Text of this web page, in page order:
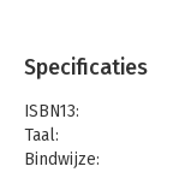
Specificaties
ISBN13:
Taal:
Bindwijze: